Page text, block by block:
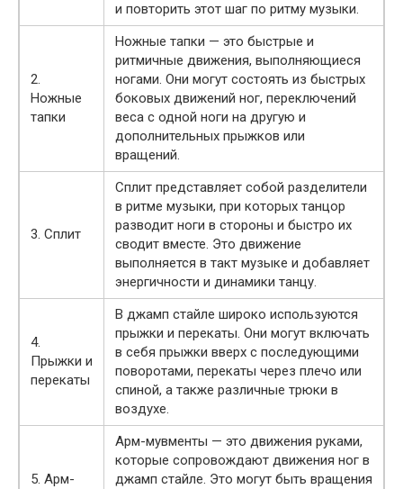
и повторить этот шаг по ритму музыки.
2.
Ножные
тапки
Ножные тапки — это быстрые и
ритмичные движения, выполняющиеся
ногами. Они могут состоять из быстрых
боковых движений ног, переключений
веса с одной ноги на другую и
дополнительных прыжков или
вращений.
3. Сплит
Сплит представляет собой разделители
в ритме музыки, при которых танцор
разводит ноги в стороны и быстро их
сводит вместе. Это движение
выполняется в такт музыке и добавляет
энергичности и динамики танцу.
4.
Прыжки и
перекаты
В джамп стайле широко используются
прыжки и перекаты. Они могут включать
в себя прыжки вверх с последующими
поворотами, перекаты через плечо или
спиной, а также различные трюки в
воздухе.
5. Арм-
Арм-мувменты — это движения руками,
которые сопровождают движения ног в
джамп стайле. Это могут быть вращения